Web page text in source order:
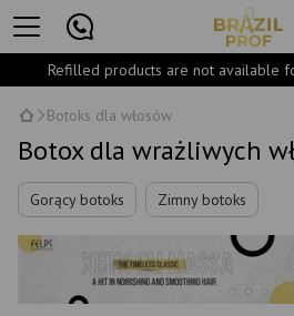
Refilled products are not available
Botoks dla włosów
Botox dla wrażliwych
Gorący botoks Zimny botoks